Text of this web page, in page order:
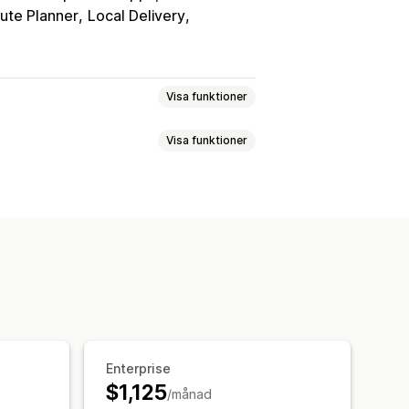
Planner Local Delivery
Visa funktioner
Orderspårning
Leveransbevis
Visa funktioner
Enterprise
$1,125/månad